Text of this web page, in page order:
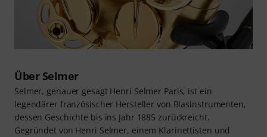
Über Selmer
Selmer, genauer gesagt Henri Selmer Paris, ist ein
legendärer französischer Hersteller von Blasinstrumenten,
dessen Geschichte bis ins Jahr 1885 zurückreicht.
Gegründet von Henri Selmer, einem Klarinettisten und